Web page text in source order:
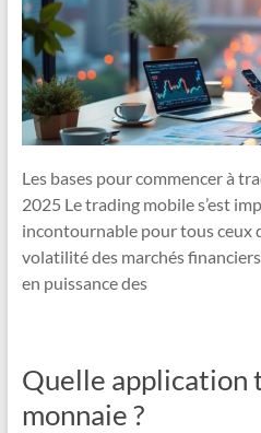
Les bases pour commencer à
2025 Le trading mobile s’est
incontournable pour tous ceux
volatilité des marchés
en puissance des
Quelle application
monnaie ?